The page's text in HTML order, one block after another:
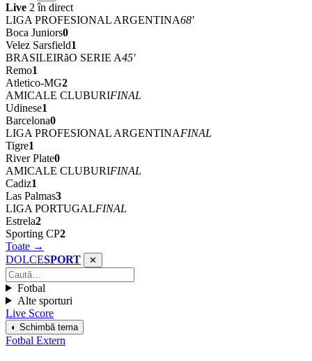
Live 2 în direct
LIGA PROFESIONAL ARGENTINA68'
Boca Juniors0
Velez Sarsfield1
BRASILEIRãO SERIE A45'
Remo1
Atletico-MG2
AMICALE CLUBURIFINAL
Udinese1
Barcelona0
LIGA PROFESIONAL ARGENTINAFINAL
Tigre1
River Plate0
AMICALE CLUBURIFINAL
Cadiz1
Las Palmas3
LIGA PORTUGALFINAL
Estrela2
Sporting CP2
Toate →
DOLCESPORT ✕
Fotbal
Alte sporturi
Live Score
◐ Schimbă tema
Fotbal Extern